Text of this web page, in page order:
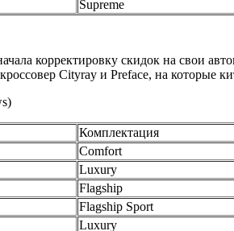
Supreme
корректировку скидок на свои
Cityray и Preface, на которые
Комплектация
Comfort
Luxury
Flagship
Flagship Sport
Luxury